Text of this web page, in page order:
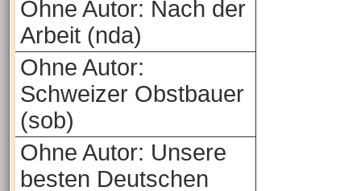
Ohne Autor: Nach der
Arbeit (nda)
Ohne Autor:
Schweizer Obstbauer
(sob)
Ohne Autor: Unsere
besten Deutschen